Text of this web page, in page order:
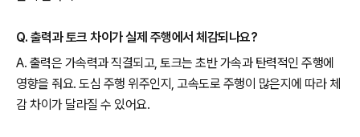
Q. 출력과 토크 차이가 실제 주행에서 체감되나요?
A. 출력은 가속력과 직결되고, 토크는 초반 가속과 탄력적인 주행에
영향을 줘요. 도심 주행 위주인지, 고속도로 주행이 많은지에 따라 체
감 차이가 달라질 수 있어요.